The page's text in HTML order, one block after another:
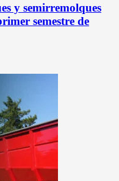
y semirremolques
semestre de